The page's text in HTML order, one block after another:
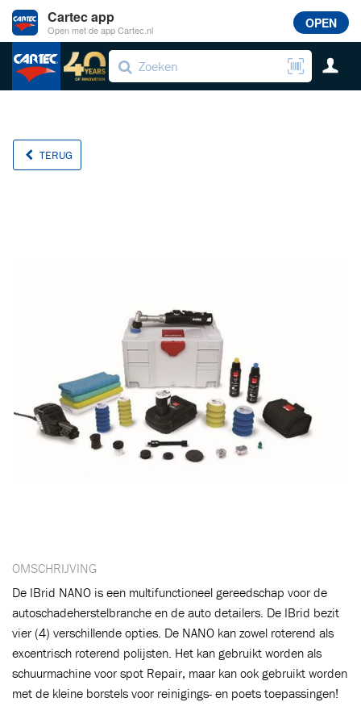
TERUG
OMSCHRIJVING
De IBrid NANO is een multifunctioneel gereedschap voor de
autoschadeherstelbranche en de auto detailers. De IBrid bezit
vier (4) verschillende opties. De NANO kan zowel roterend als
excentrisch roterend polijsten. Het kan gebruikt worden als
schuurmachine voor spot Repair, maar kan ook gebruikt worden
met de kleine borstels voor reinigings- en poets toepassingen!
Toegevoegd aan winkelwagen
Cartec app
Open met de app Cartec.nl OPEN